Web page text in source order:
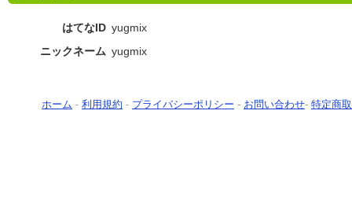
はてなID yugmix
ニックネーム yugmix
ホーム - 利用規約 - プライバシーポリシー - お問い合わせ- 特定商